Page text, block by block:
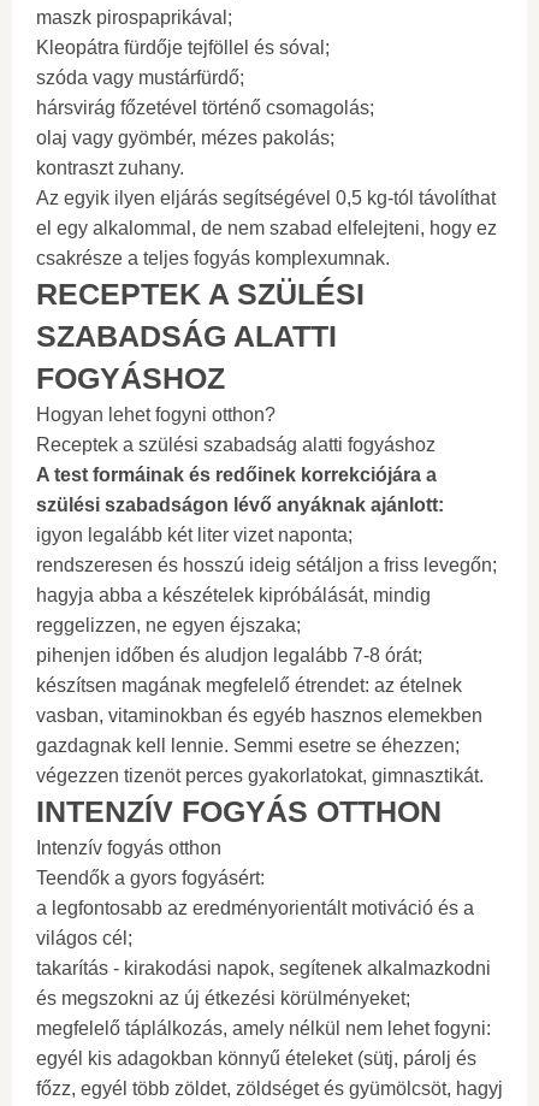
maszk pirospaprikával;
Kleopátra fürdője tejföllel és sóval;
szóda vagy mustárfürdő;
hársvirág főzetével történő csomagolás;
olaj vagy gyömbér, mézes pakolás;
kontraszt zuhany.
Az egyik ilyen eljárás segítségével 0,5 kg-tól távolíthat
el egy alkalommal, de nem szabad elfelejteni, hogy ez
csakrésze a teljes fogyás komplexumnak.
RECEPTEK A SZÜLÉSI
SZABADSÁG ALATTI
FOGYÁSHOZ
Hogyan lehet fogyni otthon?
Receptek a szülési szabadság alatti fogyáshoz
A test formáinak és redőinek korrekciójára a
szülési szabadságon lévő anyáknak ajánlott:
igyon legalább két liter vizet naponta;
rendszeresen és hosszú ideig sétáljon a friss levegőn;
hagyja abba a készételek kipróbálását, mindig
reggelizzen, ne egyen éjszaka;
pihenjen időben és aludjon legalább 7-8 órát;
készítsen magának megfelelő étrendet: az ételnek
vasban, vitaminokban és egyéb hasznos elemekben
gazdagnak kell lennie. Semmi esetre se éhezzen;
végezzen tizenöt perces gyakorlatokat, gimnasztikát.
INTENZÍV FOGYÁS OTTHON
Intenzív fogyás otthon
Teendők a gyors fogyásért:
a legfontosabb az eredményorientált motiváció és a
világos cél;
takarítás - kirakodási napok, segítenek alkalmazkodni
és megszokni az új étkezési körülményeket;
megfelelő táplálkozás, amely nélkül nem lehet fogyni:
egyél kis adagokban könnyű ételeket (sütj, párolj és
főzz, egyél több zöldet, zöldséget és gyümölcsöt, hagyj